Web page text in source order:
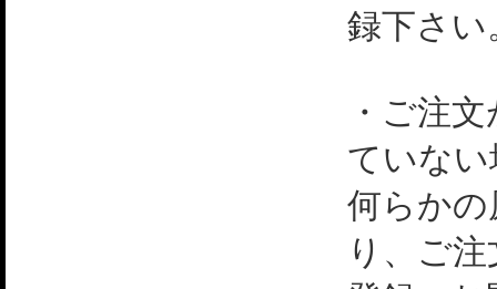
録下さい
・ご注
ていない
何らか
り、ご